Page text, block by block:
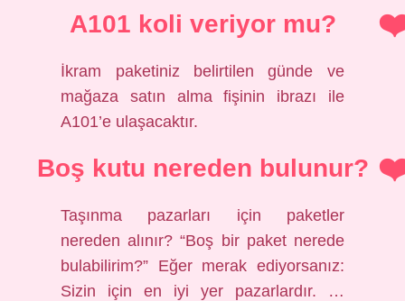
A101 koli veriyor mu?
İkram paketiniz belirtilen günde ve
mağaza satın alma fişinin ibrazı ile
A101’e ulaşacaktır.
Boş kutu nereden bulunur?
Taşınma pazarları için paketler
nereden alınır? “Boş bir paket nerede
bulabilirim?” Eğer merak ediyorsanız:
Sizin için en iyi yer pazarlardır. …